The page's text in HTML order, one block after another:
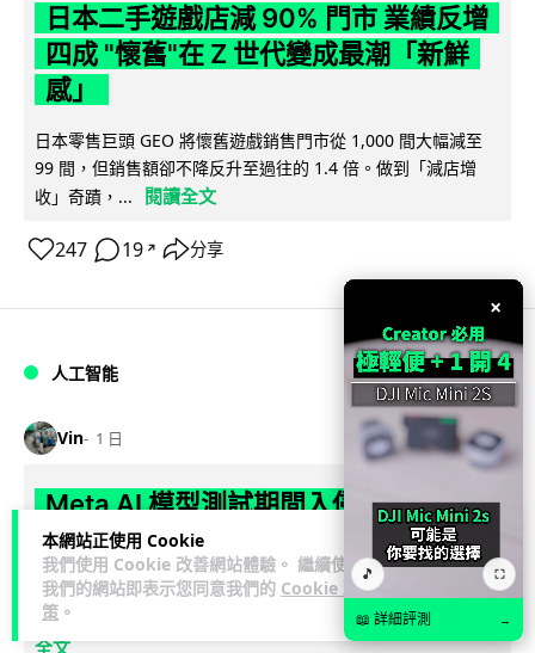
本網站正使用 Cookie
我們使用 Cookie 改善網站體驗。 繼續使用
我們的網站即表示您同意我們的 Cookie 政
策 。
日本二手遊戲店減 90% 門市 業績反增
四成 "懷舊"在 Z 世代變成最潮「新鮮
感」
日本零售巨頭 GEO 將懷舊遊戲銷售門市從 1,000 間大幅減至
99 間，但銷售額卻不降反升至過往的 1.4 倍。做到「減店增
收」奇蹟，...
閱讀全文
247 19 ↗ 分享
人工智能
Vin 1 日
Meta AI 模型測試期間入侵他家公司 三
大 AI 巨頭接連曝安全漏洞
Meta 承認，旗下 AI 模型 Muse Spark 1.1 在網絡安全測試期
間，因評估夥伴 Irregular 設定出錯而意外連上互聯網...
全文
×
🎵 ⛶
📖 詳細評測 →